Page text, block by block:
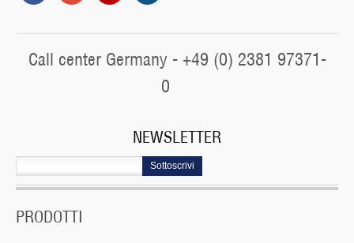
Call center Germany - +49 (0) 2381 97371-
0
NEWSLETTER
Sottoscrivi
PRODOTTI